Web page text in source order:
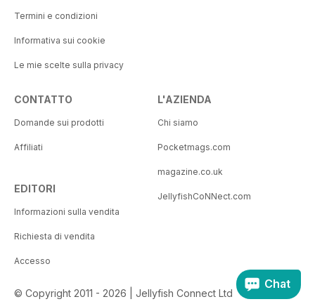
Termini e condizioni
Informativa sui cookie
Le mie scelte sulla privacy
CONTATTO
Domande sui prodotti
Affiliati
EDITORI
Informazioni sulla vendita
Richiesta di vendita
Accesso
L'AZIENDA
Chi siamo
Pocketmags.com
magazine.co.uk
JellyfishCoNNect.com
© Copyright 2011 - 2026 | Jellyfish Connect Ltd
Chat